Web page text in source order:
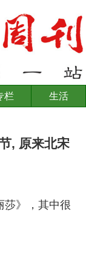
栏
生活
, 原来北宋
莎》，其中很